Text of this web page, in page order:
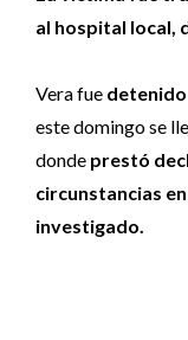
al hospital local,
Vera fue detenido
este domingo se
donde prestó
circunstancias
investigado.